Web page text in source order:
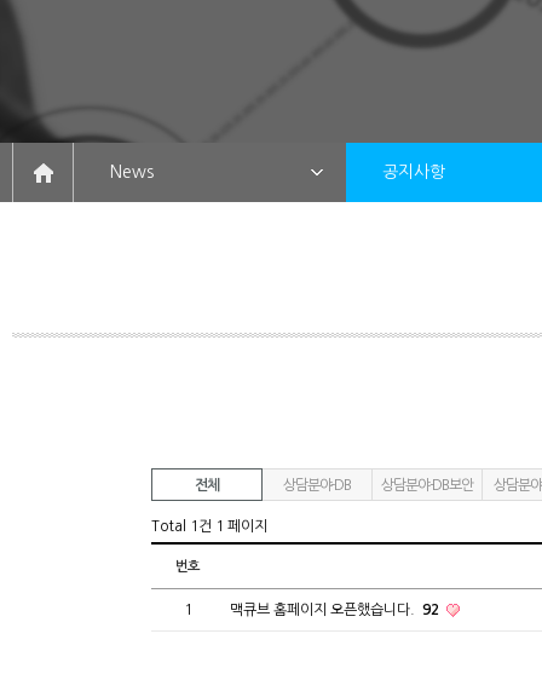
News 공지사항
전체 상담분야-DB 상담분야-DB보안 상담분
Total 1건 1 페이지
번호
1 맥큐브 홈페이지 오픈했습니다. 92